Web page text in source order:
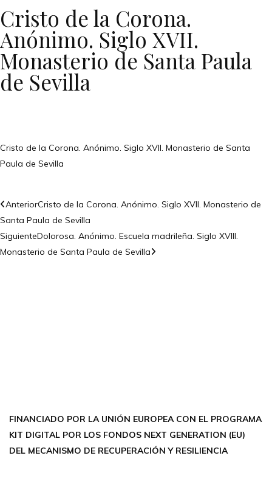
Cristo de la Corona.
Anónimo. Siglo XVII.
Monasterio de Santa Paula
de Sevilla
Cristo de la Corona. Anónimo. Siglo XVII. Monasterio de Santa
Paula de Sevilla
AnteriorCristo de la Corona. Anónimo. Siglo XVII. Monasterio de
Santa Paula de Sevilla
SiguienteDolorosa. Anónimo. Escuela madrileña. Siglo XVIII.
Monasterio de Santa Paula de Sevilla
FINANCIADO POR LA UNIÓN EUROPEA CON EL PROGRAMA
KIT DIGITAL POR LOS FONDOS NEXT GENERATION (EU)
DEL MECANISMO DE RECUPERACIÓN Y RESILIENCIA